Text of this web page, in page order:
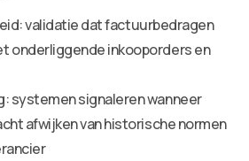
validatie dat factuurbedragen
onderliggende inkooporders en
systemen signaleren wanneer
afwijken van historische normen